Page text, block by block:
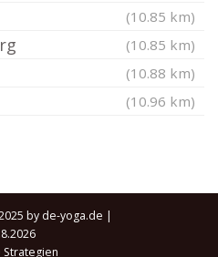
(10.85 km)
(10.85 km)
(10.88 km)
(10.96 km)
by de-yoga.de |
Strategien